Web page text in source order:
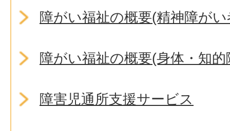
障がい福祉の概要(精神障が
障がい福祉の概要(身体・知
障害児通所支援サービス